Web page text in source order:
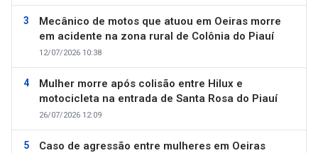
Mecânico de motos que atuou em Oeiras morre
em acidente na zona rural de Colônia do Piauí
12/07/2026 10:38
Mulher morre após colisão entre Hilux e
motocicleta na entrada de Santa Rosa do Piauí
26/07/2026 12:09
Caso de agressão entre mulheres em Oeiras